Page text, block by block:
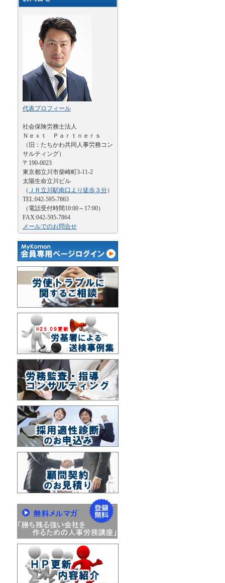
代表プロフィール
社会保険労務士法人
Ｎｅｘｔ Ｐａｒｔｎｅｒｓ
（旧：たちかわ共同人事労務コン
サルティング）
〒190-0023
東京都立川市柴崎町3-11-2
太陽生命立川ビル
（ ＪＲ立川駅南口より徒歩３分）
TEL:042-595-7863
（電話受付時間10:00～17:00）
FAX:042-595-7864
メールでのお問合せ